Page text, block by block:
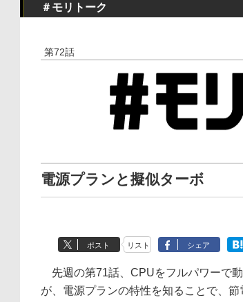
＃モリトーク
第72話
電源プランと擬似ターボ
ポスト リスト シェア
先週の第71話、CPUをフルパワーで
が、電源プランの特性を知ることで、